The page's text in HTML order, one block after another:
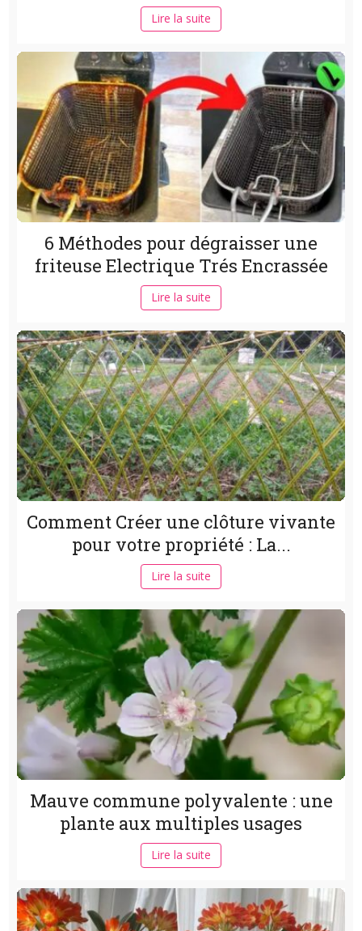
Lire la suite
6 Méthodes pour dégraisser une
friteuse Electrique Trés Encrassée
Lire la suite
Comment Créer une clôture vivante
pour votre propriété : La...
Lire la suite
Mauve commune polyvalente : une
plante aux multiples usages
Lire la suite